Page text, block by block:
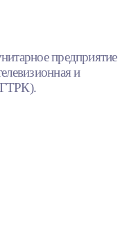
предприятие
и